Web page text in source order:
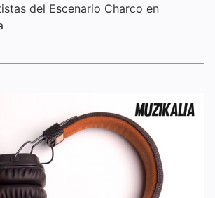
del Escenario Charco en